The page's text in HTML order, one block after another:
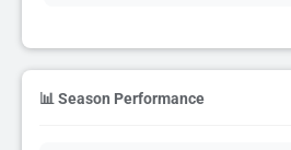
📊 Season Performance